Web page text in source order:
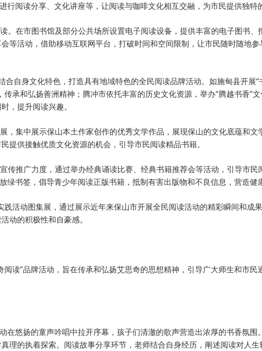
阅读分享、文化讲座等，让阅读与咖啡文化相互交融，为市民提供独特
。在市图书馆及部分公共场所设置电子阅读设备，提供丰富的电子图书
等活动，借助移动互联网平台，打破时间和空间限制，让市民随时随地
合自身文化特色，打造具有地域特色的全民阅读品牌活动。如施甸县开展
承和弘扬善洲精神；腾冲市依托丰富的历史文化资源，举办“腾越书香”
，提升阅读兴趣。
，集中展示保山本土作家创作的优秀文学作品，展现保山的文化底蕴和文
提供接触优质文化资源的机会，引导市民阅读精品书籍。
传推广力度，通过举办经典诵读比赛、经典书籍推荐会等活动，引导市民
绿书签，倡导青少年阅读正版书籍，抵制有害出版物和不良信息，营造健
活动图集展，通过展示近年来保山市开展全民阅读活动的精彩瞬间和成
动的积极性和自豪感。
读”品牌活动，旨在传承和弘扬艾思奇的思想精神，引导广大师生和市民
在悠扬的童声吟唱中拉开序幕，孩子们清澈的歌声营造出浓厚的书香氛围
理的执着探索。阅读故事分享环节，老师结合自身经历，阐述阅读对人